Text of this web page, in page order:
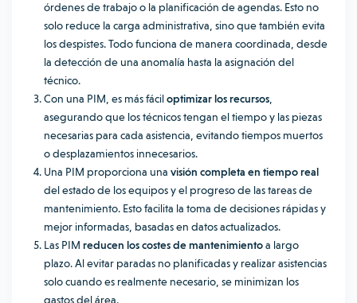
órdenes de trabajo o la planificación de agendas. Esto no
solo reduce la carga administrativa, sino que también evita
los despistes. Todo funciona de manera coordinada, desde
la detección de una anomalía hasta la asignación del
técnico.
Con una PIM, es más fáciloptimizar los recursos
asegurando que los técnicos tengan el tiempo y las piezas
necesarias para cada asistencia, evitando tiempos muertos
o desplazamientos innecesarios.
Una PIM proporciona una visión completa en tiempo real
del estado de los equipos y el progreso de las tareas de
mantenimiento. Esto facilita la toma de decisiones rápidas y
mejor informadas, basadas en datos actualizados.
Las PIM reducen los costes de mantenimientoa largo
plazo. Al evitar paradas no planificadas y realizar asistencias
solo cuando es realmente necesario, se minimizan los
gastos del área.